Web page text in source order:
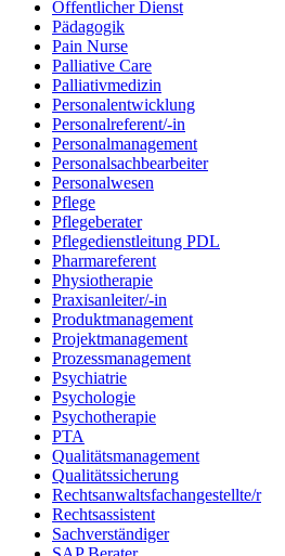
Öffentlicher Dienst
Pädagogik
Pain Nurse
Palliative Care
Palliativmedizin
Personalentwicklung
Personalreferent/-in
Personalmanagement
Personalsachbearbeiter
Personalwesen
Pflege
Pflegeberater
Pflegedienstleitung PDL
Pharmareferent
Physiotherapie
Praxisanleiter/-in
Produktmanagement
Projektmanagement
Prozessmanagement
Psychiatrie
Psychologie
Psychotherapie
PTA
Qualitätsmanagement
Qualitätssicherung
Rechtsanwaltsfachangestellte/r
Rechtsassistent
Sachverständiger